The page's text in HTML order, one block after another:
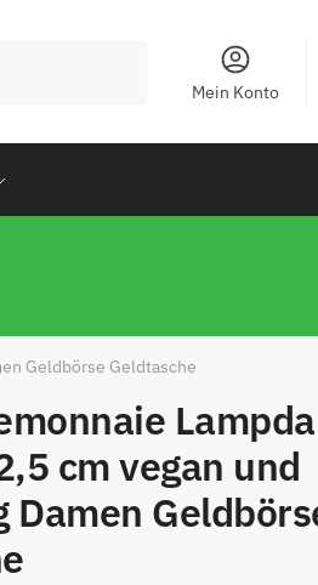
Mein Konto
Geldbörse Geldtasche
Lampda
cm vegan und
Damen